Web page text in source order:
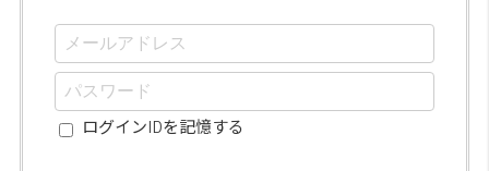
ログインIDを記憶する